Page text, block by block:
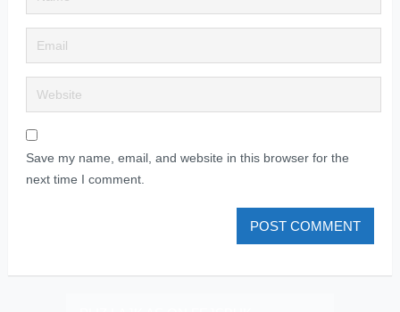
Save my name, email, and website in this browser for the
next time I comment.